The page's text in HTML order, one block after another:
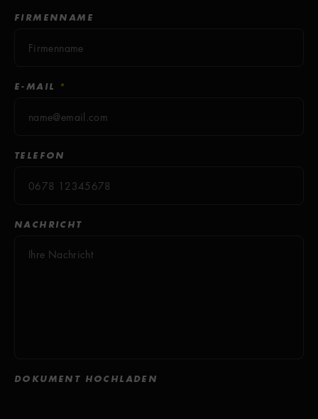
FIRMENNAME
E-MAIL *
TELEFON
NACHRICHT
DOKUMENT HOCHLADEN